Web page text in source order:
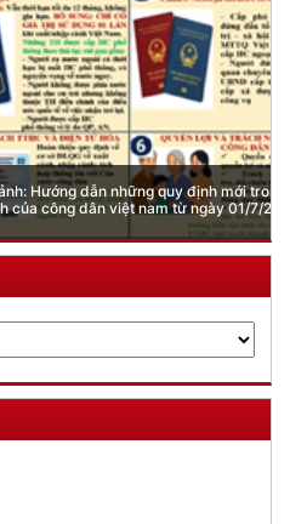
dẫn những quy định mới trong lĩnh
dân việt nam từ ngày 01/7/2026